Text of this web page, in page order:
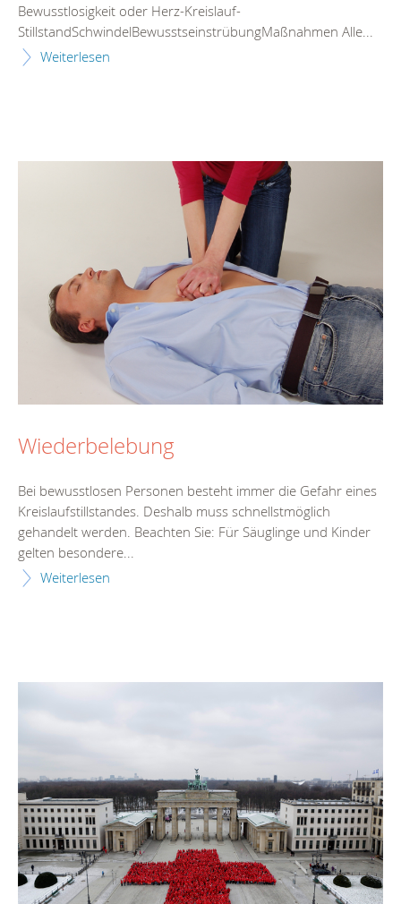
Bewusstlosigkeit oder Herz-Kreislauf-
StillstandSchwindelBewusstseinstrübungMaßnahmen Alle...
Weiterlesen
Wiederbelebung
Bei bewusstlosen Personen besteht immer die Gefahr eines
Kreislaufstillstandes. Deshalb muss schnellstmöglich
gehandelt werden. Beachten Sie: Für Säuglinge und Kinder
gelten besondere...
Weiterlesen